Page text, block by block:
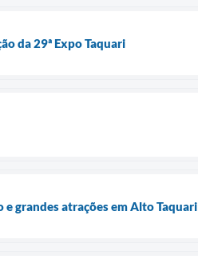
da 29ª Expo Taquari
grandes atrações em Alto Taquari